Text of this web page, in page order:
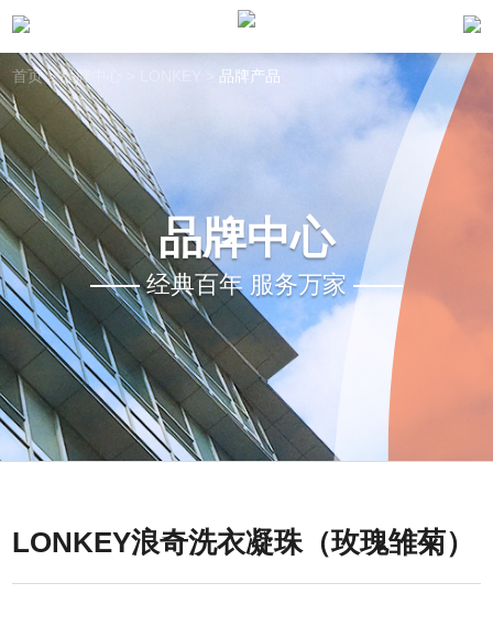
首页>品牌中心 品牌产品
品牌中心
经典百年 服务万家
LONKEY浪奇洗衣凝珠（玫瑰雏菊）